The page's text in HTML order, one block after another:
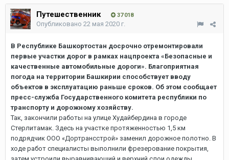
Путешественник 37 018
Опубликовано 22 мая 2020 г.
В Республике Башкортостан досрочно отремонтировали
первые участки дорог в рамках нацпроекта «Безопасные и
качественные автомобильные дороги». Благоприятная
погода на территории Башкирии способствует вводу
объектов в эксплуатацию раньше сроков. Об этом сообщает
пресс-служба Государственного комитета республики по
транспорту и дорожному хозяйству.
Так, закончили работы на улице Худайбердина в городе
Стерлитамак. Здесь на участке протяженностью 1,5 км
подрядчик ООО «Дортрансстрой» заменил дорожное полотно. В
ходе работ специалисты выполнили фрезерование покрытия,